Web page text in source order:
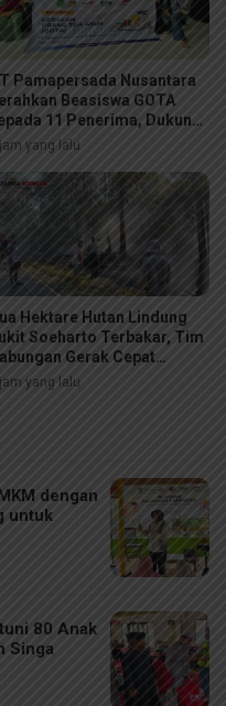
Pamapersada Nusantara
Beasiswa GOTA
11 Penerima, Dukung
Berkelanjutan
yang lalu
Hektare Hutan Lindung
Soeharto Terbakar, Tim
Gerak Cepat
Api
yang lalu
dengan
untuk
80 Anak
Singa